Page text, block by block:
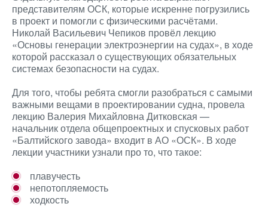
представителям ОСК, которые искренне погрузились
в проект и помогли с физическими расчётами.
Николай Васильевич Чепиков провёл лекцию
«Основы генерации электроэнергии на судах», в ходе
которой рассказал о существующих обязательных
системах безопасности на судах.
Для того, чтобы ребята смогли разобраться с самыми
важными вещами в проектировании судна, провела
лекцию Валерия Михайловна Дитковская —
начальник отдела общепроектных и спусковых работ
«Балтийского завода» входит в АО «ОСК». В ходе
лекции участники узнали про то, что такое:
плавучесть
непотопляемость
ходкость